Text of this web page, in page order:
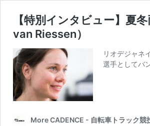
【特別インタビュー】夏
van Riessen）
リオデジャネ
選手としてバ
More CADENCE - 自転車トラック